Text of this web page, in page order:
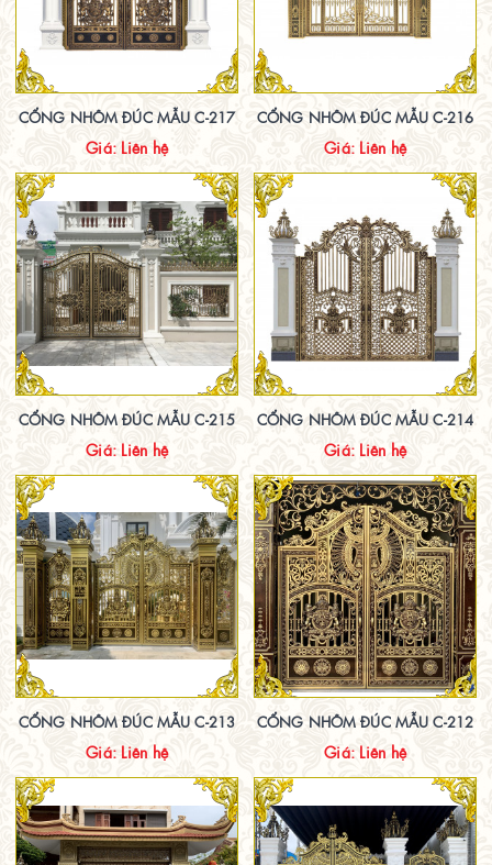
CỔNG NHÔM ĐÚC MẪU C-217
Giá: Liên hệ
CỔNG NHÔM ĐÚC MẪU C-216
Giá: Liên hệ
CỔNG NHÔM ĐÚC MẪU C-215
Giá: Liên hệ
CỔNG NHÔM ĐÚC MẪU C-214
Giá: Liên hệ
CỔNG NHÔM ĐÚC MẪU C-213
Giá: Liên hệ
CỔNG NHÔM ĐÚC MẪU C-212
Giá: Liên hệ